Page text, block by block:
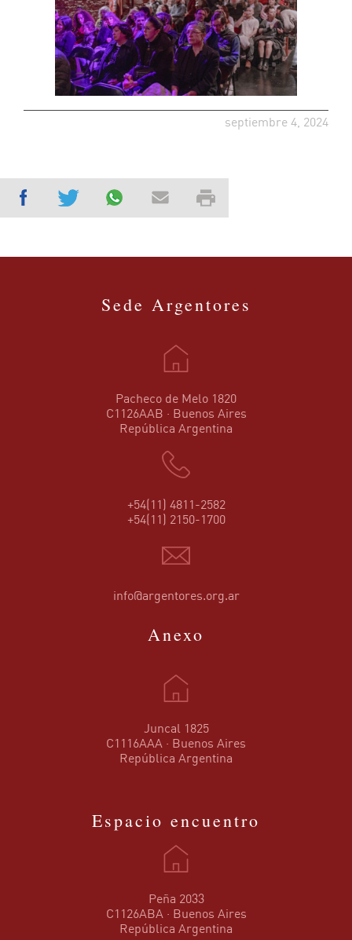
septiembre 4, 2024
Sede Argentores
Pacheco de Melo 1820
C1126AAB · Buenos Aires
República Argentina
+54(11) 4811-2582
+54(11) 2150-1700
info@argentores.org.ar
Anexo
Juncal 1825
C1116AAA · Buenos Aires
República Argentina
Espacio encuentro
Peña 2033
C1126ABA · Buenos Aires
República Argentina